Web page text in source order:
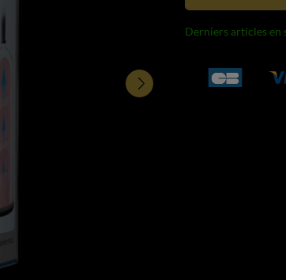
Derniers articles en